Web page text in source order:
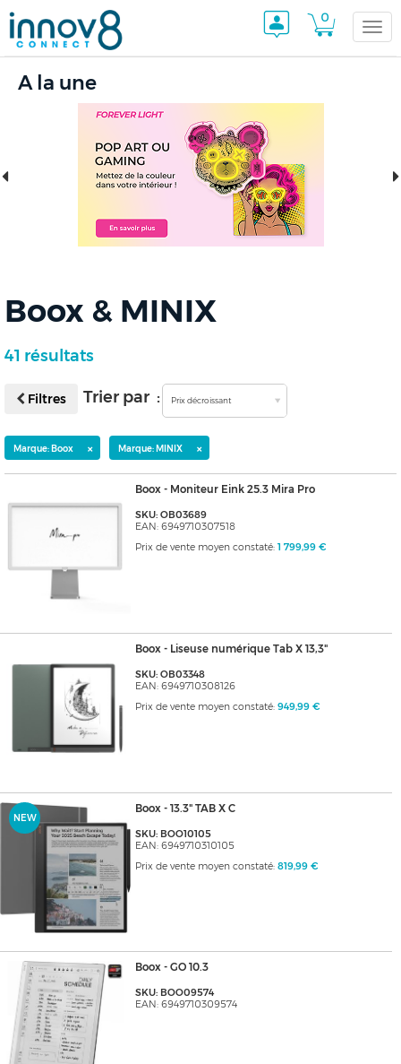
0
A la une
Boox & MINIX
41 résultats
Filtres Trier par : Prix décroissant
Marque: Boox × Marque: MINIX ×
Boox - Moniteur Eink 25.3 Mira Pro
SKU: OB03689
EAN: 6949710307518
Prix de vente moyen constaté: 1 799,99 €
Boox - Liseuse numérique Tab X 13,3"
SKU: OB03348
EAN: 6949710308126
Prix de vente moyen constaté: 949,99 €
NEW
Boox - 13.3" TAB X C
SKU: BOO10105
EAN: 6949710310105
Prix de vente moyen constaté: 819,99 €
Boox - GO 10.3
SKU: BOO09574
EAN: 6949710309574